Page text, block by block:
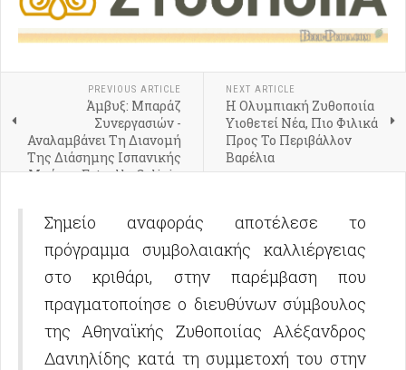
PREVIOUS ARTICLE
Άμβυξ: Μπαράζ
Συνεργασιών -
Αναλαμβάνει Τη Διανομή
Της Διάσημης Ισπανικής
Μπύρας Estrella Galicia
NEXT ARTICLE
Η Ολυμπιακή Ζυθοποιία
Υιοθετεί Νέα, Πιο Φιλικά
Προς Το Περιβάλλον
Βαρέλια
Σημείο αναφοράς αποτέλεσε το
πρόγραμμα συμβολαιακής καλλιέργειας
στο κριθάρι, στην παρέμβαση που
πραγματοποίησε ο διευθύνων σύμβουλος
της Αθηναϊκής Ζυθοποιίας Αλέξανδρος
Δανιηλίδης κατά τη συμμετοχή του στην